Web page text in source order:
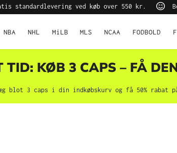
standardlevering ved køb over 550 kr.
NBA NHL MiLB MLS NCAA FODBOLD
KØB 3 CAPS – FÅ
blot 3 caps i din indkøbskurv og få 50% rabat